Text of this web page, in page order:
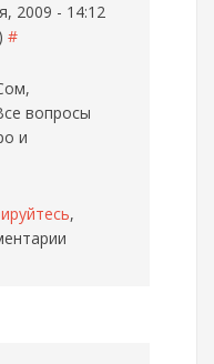
2009 - 14:12
#
вопросы
и
,